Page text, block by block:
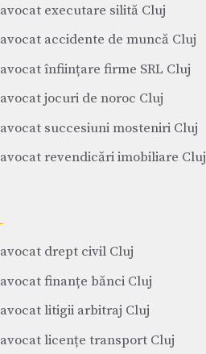
avocat executare silită Cluj
avocat accidente de muncă Cluj
avocat înființare firme SRL Cluj
avocat jocuri de noroc Cluj
avocat succesiuni mosteniri Cluj
avocat revendicări imobiliare Cluj
avocat drept civil Cluj
avocat finanțe bănci Cluj
avocat litigii arbitraj Cluj
avocat licențe transport Cluj